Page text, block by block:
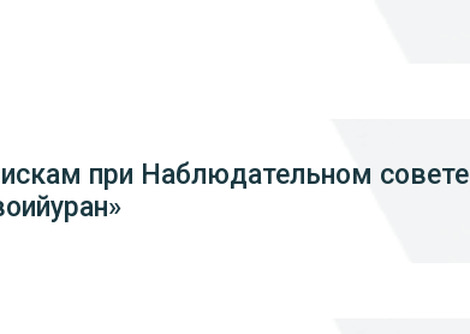
при Наблюдательном совете